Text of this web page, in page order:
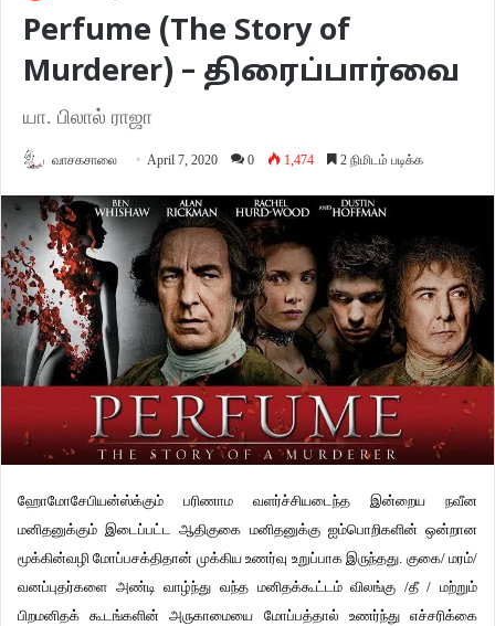
Perfume (The Story of
Murderer) – திரைப்பார்வை
யா. பிலால் ராஜா
வாசகசாலை April 7, 2020 0 1,474 2 நிமிடம் படிக்க
ஹோமோசேபியன்ஸ்க்கும் பரிணாம வளர்ச்சியடைந்த இன்றைய நவீன
மனிதனுக்கும் இடைப்பட்ட ஆதிகுகை மனிதனுக்கு ஐம்பொறிகளின் ஒன்றான
மூக்கின்வழி மோப்பசக்திதான் முக்கிய உணர்வு உறுப்பாக இருந்தது. குகை/ மரம்/
வனப்புதர்களை அண்டி வாழ்ந்து வந்த மனிதக்கூட்டம் விலங்கு /தீ / மற்றும்
பிறமனிதக் கூடங்களின் அருகாமையை மோப்பத்தால் உணர்ந்து எச்சரிக்கை